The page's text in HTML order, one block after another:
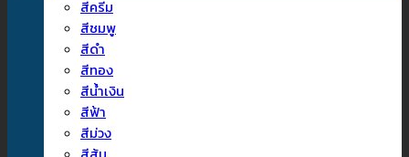
สีครีม
สีชมพู
สีดำ
สีทอง
สีน้ำเงิน
สีฟ้า
สีม่วง